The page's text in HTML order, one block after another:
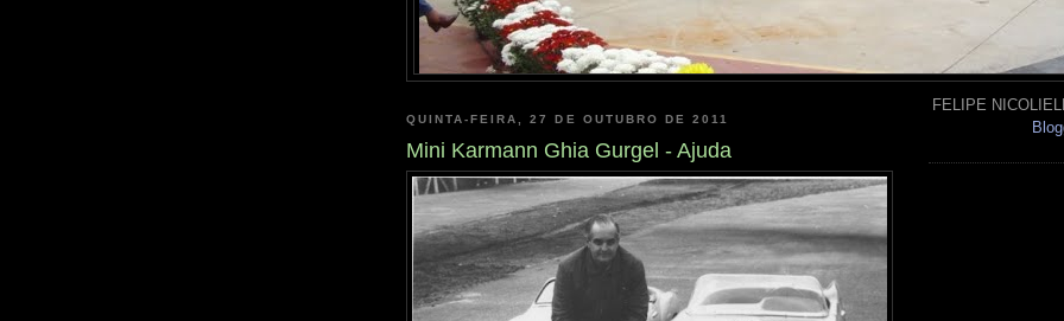
QUINTA-FEIRA, 27 DE OUTUBRO DE 2011
Mini Karmann Ghia Gurgel - Ajuda
FELIPE